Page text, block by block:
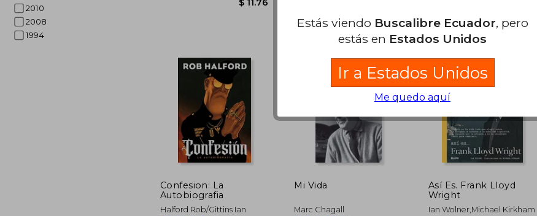
2010
2008
1994
40%
dcto.
$ 45.91 35%
dcto.
Confesion: La
Autobiografia
Halford Rob/Gittins Ian
Mi Vida
Marc Chagall
Así Es. Frank Lloyd
Wright
Ian Wolner,Michael Kirkham
Estás viendo Buscalibre Ecuador, pero
estás en Estados Unidos
Ir a Estados Unidos
Me quedo aquí